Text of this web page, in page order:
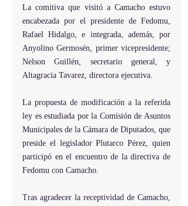
La comitiva que visitó a Camacho estuvo
encabezada por el presidente de Fedomu,
Rafael Hidalgo, e integrada, además, por
Anyolino Germosén, primer vicepresidente;
Nelson Guillén, secretario general, y
Altagracia Tavarez, directora ejecutiva.
La propuesta de modificación a la referida
ley es estudiada por la Comisión de Asuntos
Municipales de la Cámara de Diputados, que
preside el legislador Plutarco Pérez, quien
participó en el encuentro de la directiva de
Fedomu con Camacho.
Tras agradecer la receptividad de Camacho,